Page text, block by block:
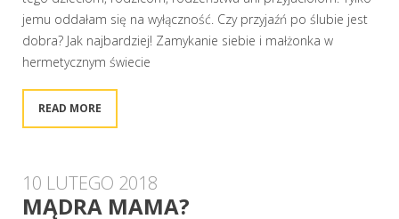
jemu oddałam się na wyłączność. Czy przyjaźń po ślubie jest
dobra? Jak najbardziej! Zamykanie siebie i małżonka w
hermetycznym świecie
READ MORE
10 LUTEGO 2018
MĄDRA MAMA?